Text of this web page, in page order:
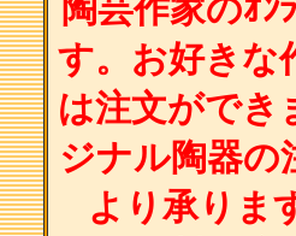
陶芸作家のｵﾝ
す。お好きな
は注文ができ
ジナル陶器の
より承りま